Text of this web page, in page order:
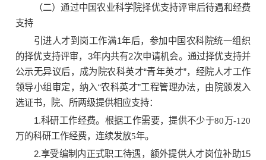
（二）通过中国农业科学院择优支持评审后待遇和经费
支持
引进人才到岗工作满1年后，参加中国农科院统一组织
的择优支持评审，3年内共有2次申请机会。通过择优支持并
公示无异议后，成为院农科英才“青年英才”，经院人才工作
领导小组审定，纳入“农科英才”工程管理办法，由院颁发入
选证书，院、所两级提供相应支持：
1.科研工作经费。 根据工作需要，提供不少于80万-120
万的科研工作经费，连续发放5年。
2.享受编制内正式职工待遇，额外提供人才岗位补助15